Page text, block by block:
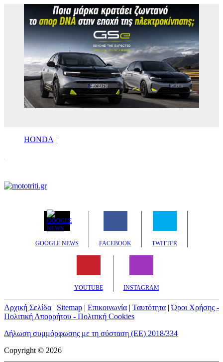
HONDA |
GOOGLE NEWS FACEBOOK TWITTER
YOUTUBE INSTAGRAM
Αρχική Σελίδα | Sitemap | Επικοινωνία | Ταυτότητα |Όροι Χρήσης -
Πολιτική Απορρήτου - Πολιτική Cookies
Δήλωση συμμόρφωσης με τη σύσταση (ΕΕ) 2018/334
Copyright © 2026